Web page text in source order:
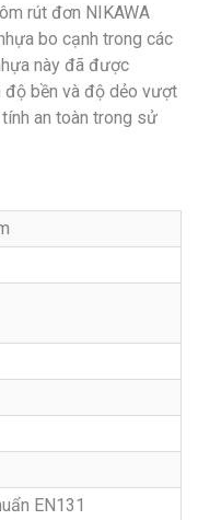
rút đơn NIKAWA
bo cạnh trong các
này đã được
độ bền và độ dẻo vượt
an toàn trong sử
EN131